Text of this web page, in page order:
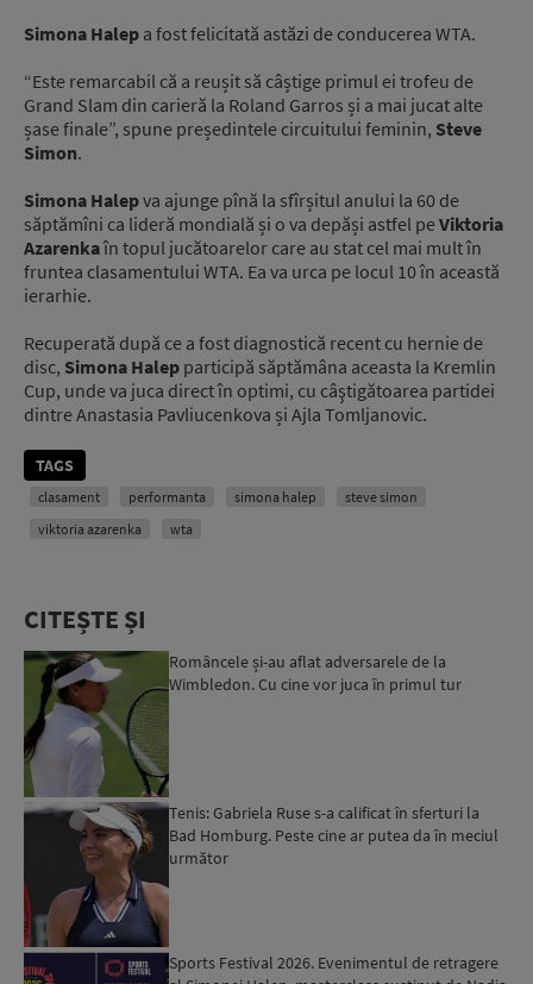
Simona Halep a fost felicitată astăzi de conducerea WTA.
“Este remarcabil că a reușit să câștige primul ei trofeu de
Grand Slam din carieră la Roland Garros și a mai jucat alte
șase finale”, spune președintele circuitului feminin, Steve
Simon.
Simona Halepva ajunge pînă la sfîrșitul anului la 60 de
săptămîni ca lideră mondială și o va depăși astfel peViktoria
Azarenkaîn topul jucătoarelor care au stat cel mai mult în
fruntea clasamentului WTA. Ea va urca pe locul 10 în această
ierarhie.
Recuperată după ce a fost diagnostică recent cu hernie de
disc, Simona Halep participă săptămâna aceasta la Kremlin
Cup, unde va juca direct în optimi, cu câştigătoarea partidei
dintre Anastasia Pavliucenkova și Ajla Tomljanovic.
TAGS
clasament performanta simona halep
steve simon
viktoria azarenka
wta
CITEȘTE ȘI
Româncele și-au aflat adversarele de la
Wimbledon. Cu cine vor juca în primul tur
Tenis: Gabriela Ruse s-a calificat în sferturi la
Bad Homburg. Peste cine ar putea da în meciul
următor
Sports Festival 2026. Evenimentul de retragere